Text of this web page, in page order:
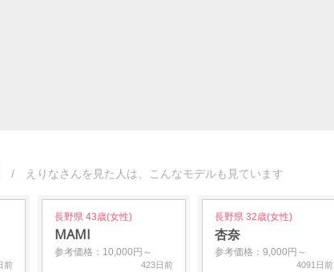
/ えりなさんを見た人は、こんなモデルも見ています
前
長野県 43歳(女性)
MAMI
参考価格：10,000円～
423日前
長野県 32歳(女性)
杏奈
参考価格：9,000円～
4091日前